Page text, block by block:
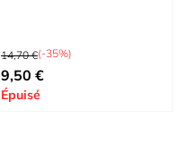
Prix normal
14,70 €(-35%)
Prix spécial
9,50 €
Épuisé